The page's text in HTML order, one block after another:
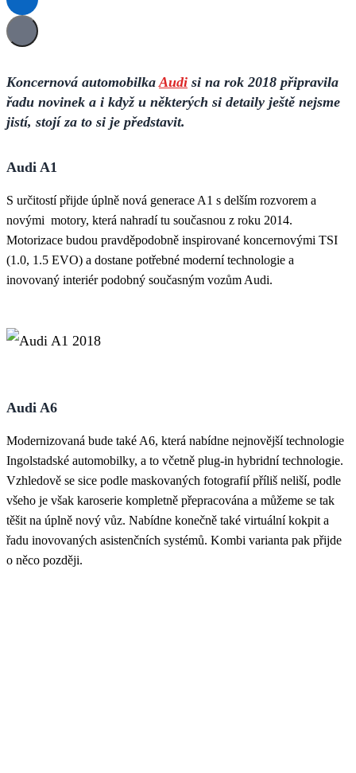
Koncernová automobilka Audi si na rok 2018 připravila
řadu novinek a i když u některých si detaily ještě nejsme
jistí, stojí za to si je představit.
Audi A1
S určitostí přijde úplně nová generace A1 s delším rozvorem a
novými motory, která nahradí tu současnou z roku 2014.
Motorizace budou pravděpodobně inspirované koncernovými TSI
(1.0, 1.5 EVO) a dostane potřebné moderní technologie a
inovovaný interiér podobný současným vozům Audi.
Audi A6
Modernizovaná bude také A6, která nabídne nejnovější technologie
Ingolstadské automobilky, a to včetně plug-in hybridní technologie.
Vzhledově se sice podle maskovaných fotografií příliš neliší, podle
všeho je však karoserie kompletně přepracována a můžeme se tak
těšit na úplně nový vůz. Nabídne konečně také virtuální kokpit a
řadu inovovaných asistenčních systémů. Kombi varianta pak přijde
o něco později.